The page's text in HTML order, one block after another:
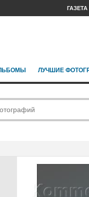
ГАЗЕТА
ЛУЧШИЕ